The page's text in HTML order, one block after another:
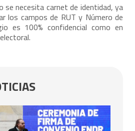
se necesita carnet de identidad, ya
los campos de RUT y Número de
es 100% confidencial como en